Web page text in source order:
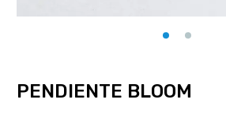
PENDIENTE BLOOM